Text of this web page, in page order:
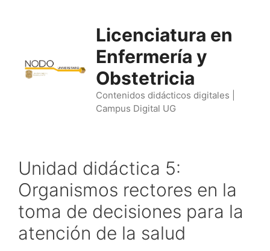
Licenciatura en
Enfermería y
Obstetricia
Contenidos didácticos digitales |
Campus Digital UG
Unidad didáctica 5:
Organismos rectores en la
toma de decisiones para la
atención de la salud